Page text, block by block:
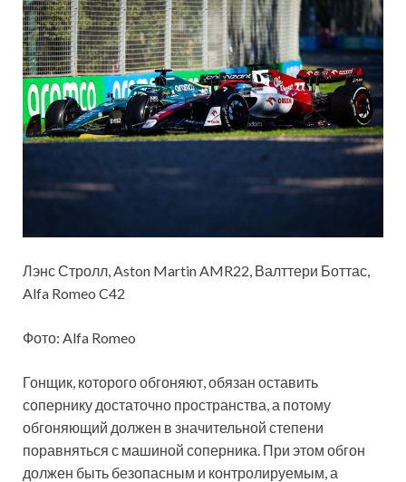
Лэнс Стролл, Aston Martin AMR22, Валттери Боттас,
Alfa Romeo C42
Фото: Alfa Romeo
Гонщик, которого обгоняют, обязан оставить
сопернику достаточно пространства, а потому
обгоняющий должен в значительной степени
поравняться с машиной соперника. При этом обгон
должен быть безопасным и контролируемым, а